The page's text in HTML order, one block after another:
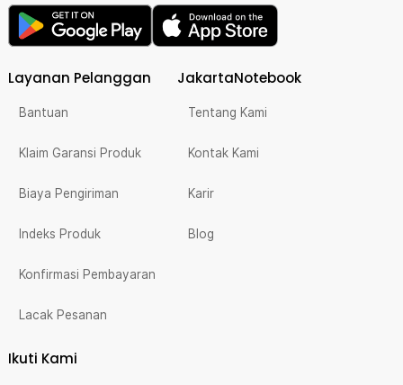
Layanan Pelanggan
Bantuan
Klaim Garansi Produk
Biaya Pengiriman
Indeks Produk
Konfirmasi Pembayaran
Lacak Pesanan
JakartaNotebook
Tentang Kami
Kontak Kami
Karir
Blog
Ikuti Kami